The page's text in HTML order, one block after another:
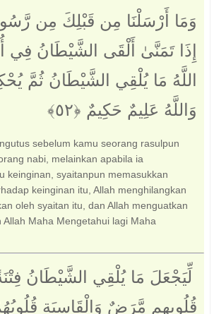
وَمَا أَرْسَلْنَا مِن قَبْلِكَ مِن
إِذَا تَمَنَّىٰ أَلْقَى الشَّيْطَانُ فِي
اللَّهُ مَا يُلْقِي الشَّيْطَانُ ثُمَّ
وَاللَّهُ عَلِيمٌ حَكِيمٌ ‎﴿٥٢﴾
sebelum kamu seorang rasulpun
nabi, melainkan apabila ia
keinginan, syaitanpun memasukkan
keinginan itu, Allah menghilangkan
oleh syaitan itu, dan Allah menguatkan
Maha Mengetahui lagi Maha
لِّيَجْعَلَ مَا يُلْقِي الشَّيْطَانُ
قُلُوبِهِم مَّرَضٌ وَالْقَاسِيَةِ